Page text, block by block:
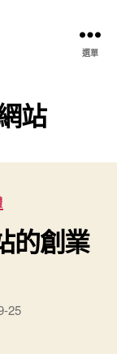
選單
站
的創業
25